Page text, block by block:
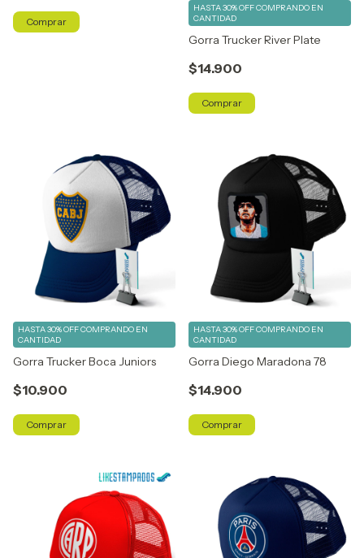
Comprar
Gorra Trucker River Plate
$14.900
HASTA 30% OFFCOMPRANDO EN
CANTIDAD
Comprar
Gorra Trucker Boca Juniors
$10.900
HASTA 30% OFFCOMPRANDO EN
CANTIDAD
Comprar
Gorra Diego Maradona 78
$14.900
HASTA 30% OFFCOMPRANDO EN
CANTIDAD
Comprar